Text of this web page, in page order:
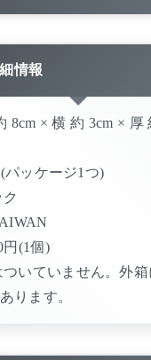
情報
8cm × 横 約 3cm × 厚
パッケージ1つ)
円(1個)
いていません。外箱
ります。